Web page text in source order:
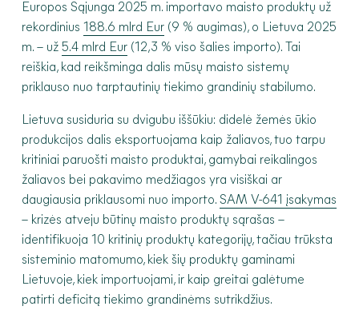
Europos Sąjunga 2025 m. importavo maisto produktų už
rekordinius 188.6 mlrd Eur(9 % augimas), o Lietuva 2025
m. – už 5.4 mlrd Eur(12,3 % viso šalies importo). Tai
reiškia, kad reikšminga dalis mūsų maisto sistemų
priklauso nuo tarptautinių tiekimo grandinių stabilumo.
Lietuva susiduria su dvigubu iššūkiu: didelė žemės ūkio
produkcijos dalis eksportuojama kaip žaliavos, tuo tarpu
kritiniai paruošti maisto produktai, gamybai reikalingos
žaliavos bei pakavimo medžiagos yra visiškai ar
daugiausia priklausomi nuo importo. SAM V-641 įsakymas
– krizės atveju būtinų maisto produktų sąrašas –
identifikuoja 10 kritinių produktų kategorijų, tačiau trūksta
sisteminio matomumo, kiek šių produktų gaminami
Lietuvoje, kiek importuojami, ir kaip greitai galėtume
patirti deficitą tiekimo grandinėms sutrikdžius.